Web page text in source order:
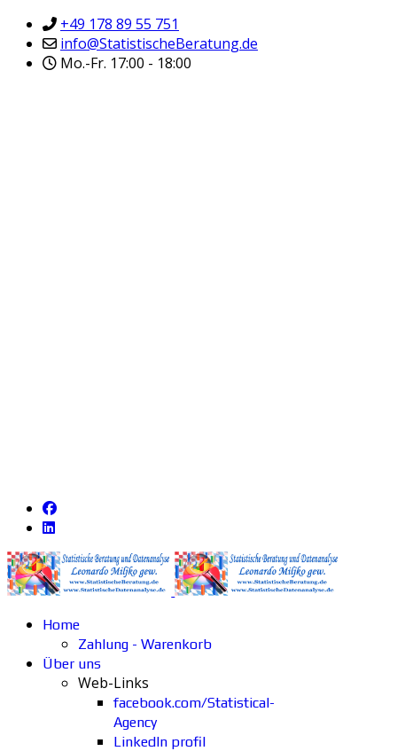
+49 178 89 55 751
info@StatistischeBeratung.de
Mo.-Fr. 17:00 - 18:00
Home
Zahlung - Warenkorb
Über uns
Web-Links
facebook.com/Statistical-
Agency
LinkedIn profil